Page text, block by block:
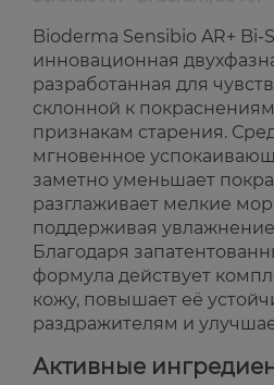
Bioderma Sensibio AR+
инновационная
разработанная для
склонной к
признакам старения.
мгновенное
заметно уменьшает
разглаживает мелкие
поддерживая увлажнение
Благодаря
формула действует
кожу, повышает её
раздражителям и
Активные